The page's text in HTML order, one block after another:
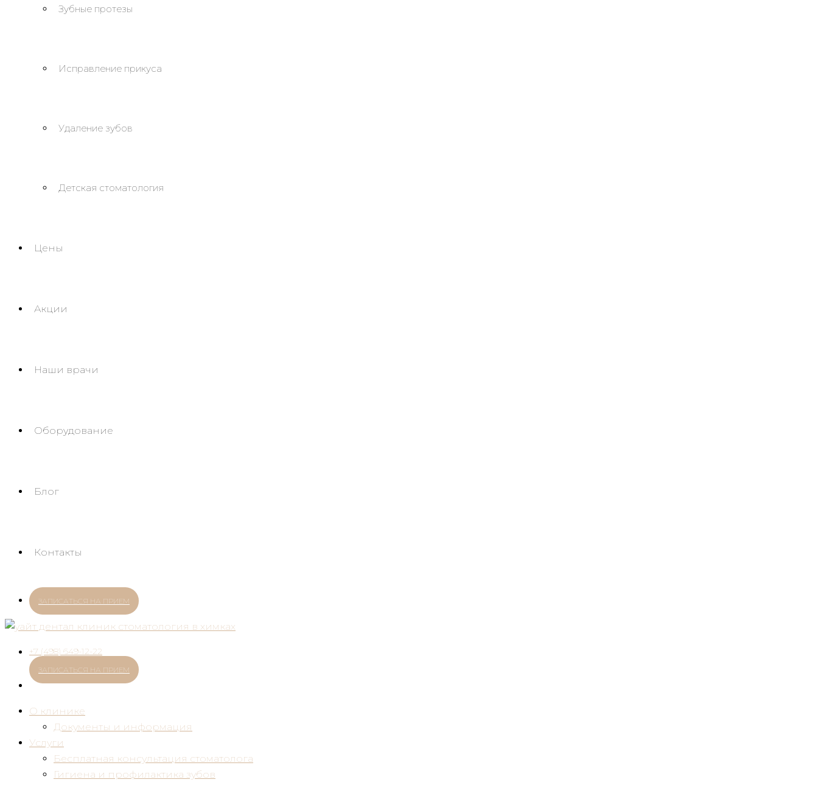
Зубные протезы
Исправление прикуса
Удаление зубов
Детская стоматология
Цены
Акции
Наши врачи
Оборудование
Блог
Контакты
ЗАПИСАТЬСЯ НА ПРИЕМ
+7 (498) 649-12-22
ЗАПИСАТЬСЯ НА ПРИЕМ
О клинике
Документы и информация
Услуги
Бесплатная консультация стоматолога
Гигиена и профилактика зубов